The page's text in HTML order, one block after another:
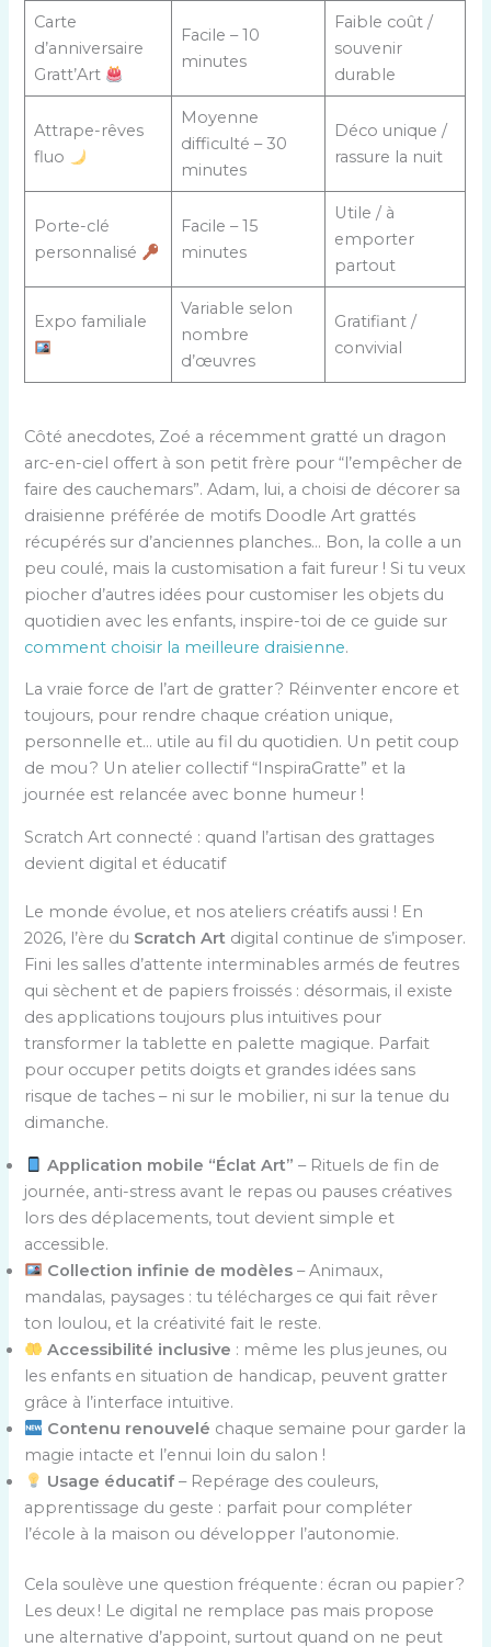
Carte
d’anniversaire
Gratt’Art
Facile – 10
minutes
Faible coût /
souvenir
durable
Attrape-rêves
fluo
Moyenne
difficulté – 30
minutes
Déco unique /
rassure la nuit
Porte-clé
personnalisé
Facile – 15
minutes
Utile / à
emporter
partout
Expo familiale
Variable selon
nombre
d’œuvres
Gratifiant /
convivial
Côté anecdotes, Zoé a récemment gratté un dragon
arc-en-ciel offert à son petit frère pour “l’empêcher de
faire des cauchemars”. Adam, lui, a choisi de décorer sa
draisienne préférée de motifs Doodle Art grattés
récupérés sur d’anciennes planches… Bon, la colle a un
peu coulé, mais la customisation a fait fureur ! Si tu veux
piocher d’autres idées pour customiser les objets du
quotidien avec les enfants, inspire-toi de ce guide sur
comment choisir la meilleure draisienne.
La vraie force de l’art de gratter ? Réinventer encore et
toujours, pour rendre chaque création unique,
personnelle et… utile au fil du quotidien. Un petit coup
de mou ? Un atelier collectif “InspiraGratte” et la
journée est relancée avec bonne humeur !
Scratch Art connecté : quand l’artisan des grattages
devient digital et éducatif
Le monde évolue, et nos ateliers créatifs aussi ! En
2026, l’ère du Scratch Art digital continue de s’imposer.
Fini les salles d’attente interminables armés de feutres
qui sèchent et de papiers froissés : désormais, il existe
des applications toujours plus intuitives pour
transformer la tablette en palette magique. Parfait
pour occuper petits doigts et grandes idées sans
risque de taches – ni sur le mobilier, ni sur la tenue du
dimanche.
Application mobile “Éclat Art” – Rituels de fin de
journée, anti-stress avant le repas ou pauses créatives
lors des déplacements, tout devient simple et
accessible.
Collection infinie de modèles – Animaux,
mandalas, paysages : tu télécharges ce qui fait rêver
ton loulou, et la créativité fait le reste.
Accessibilité inclusive : même les plus jeunes, ou
les enfants en situation de handicap, peuvent gratter
grâce à l’interface intuitive.
Contenu renouvelé chaque semaine pour garder la
magie intacte et l’ennui loin du salon !
Usage éducatif– Repérage des couleurs,
apprentissage du geste : parfait pour compléter
l’école à la maison ou développer l’autonomie.
Cela soulève une question fréquente : écran ou papier ?
Les deux ! Le digital ne remplace pas mais propose
une alternative d’appoint, surtout quand on ne peut